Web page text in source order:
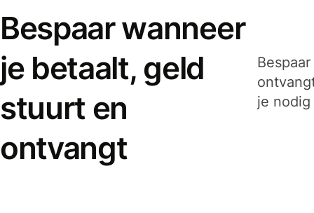
Bespaar wanneer
je betaalt, geld
stuurt en
ontvangt
je